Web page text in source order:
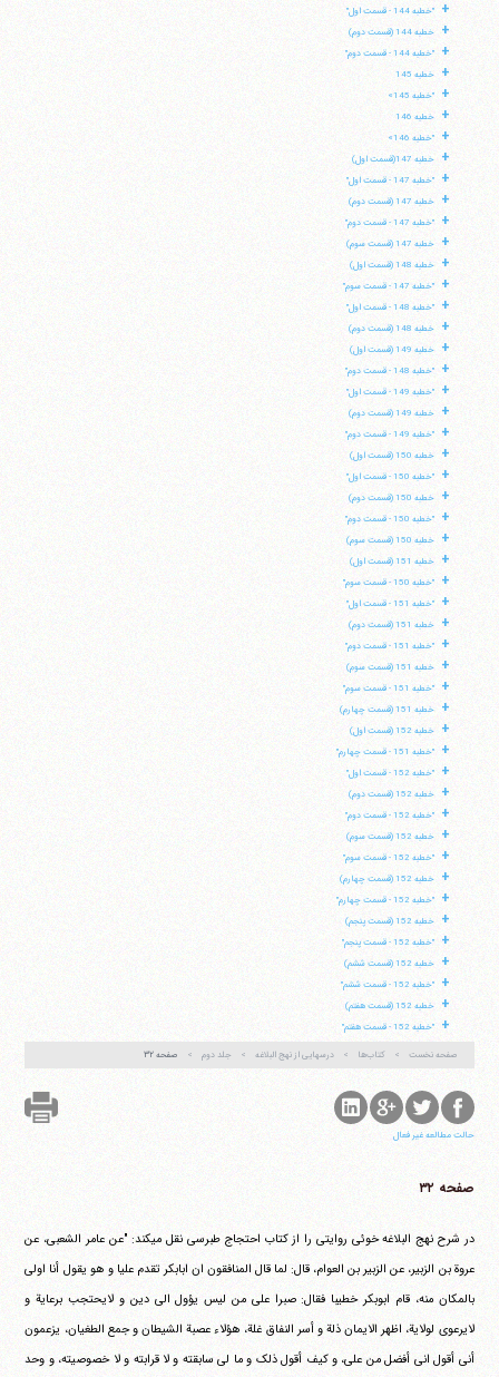
+ "خطبه 144 - قسمت اول"
+ خطبه 144 (قسمت دوم)
+ "خطبه 144 - قسمت دوم"
+ خطبه 145
+ "خطبه 145»
+ خطبه 146
+ "خطبه 146»
+ خطبه 147(قسمت اول)
+ "خطبه 147 - قسمت اول"
+ خطبه 147 (قسمت دوم)
+ "خطبه 147 - قسمت دوم"
+ خطبه 147 (قسمت سوم)
+ خطبه 148 (قسمت اول)
+ "خطبه 147 - قسمت سوم"
+ "خطبه 148 - قسمت اول"
+ خطبه 148 (قسمت دوم)
+ خطبه 149 (قسمت اول)
+ "خطبه 148 - قسمت دوم"
+ "خطبه 149 - قسمت اول"
+ خطبه 149 (قسمت دوم)
+ "خطبه 149 - قسمت دوم"
+ خطبه 150 (قسمت اول)
+ "خطبه 150 - قسمت اول"
+ خطبه 150 (قسمت دوم)
+ "خطبه 150 - قسمت دوم"
+ خطبه 150 (قسمت سوم)
+ خطبه 151 (قسمت اول)
+ "خطبه 150 - قسمت سوم"
+ "خطبه 151 - قسمت اول"
+ خطبه 151 (قسمت دوم)
+ "خطبه 151 - قسمت دوم"
+ خطبه 151 (قسمت سوم)
+ "خطبه 151 - قسمت سوم"
+ خطبه 151 (قسمت چهارم)
+ خطبه 152 (قسمت اول)
+ "خطبه 151 - قسمت چهارم"
+ "خطبه 152 - قسمت اول"
+ خطبه 152 (قسمت دوم)
+ "خطبه 152 - قسمت دوم"
+ خطبه 152 (قسمت سوم)
+ "خطبه 152 - قسمت سوم"
+ خطبه 152 (قسمت چهارم)
+ "خطبه 152 - قسمت چهارم"
+ خطبه 152 (قسمت پنجم)
+ "خطبه 152 - قسمت پنجم"
+ خطبه 152 (قسمت ششم)
+ "خطبه 152 - قسمت ششم"
+ خطبه 152 (قسمت هفتم)
+ "خطبه 152 - قسمت هفتم"
صفحه نخست کتاب‌ها درسهایی از نهج البلاغه جلد دوم صفحه ۳۲
حالت مطالعه غیر فعال
صفحه ۳۲
در شرح نهج البلاغه خوئی روایتی را از کتاب احتجاج طبرسی نقل می‎کند: "عن عامر الشعبی، عن
عروة بن الزبیر، عن الزبیر بن العوام، قال: لما قال المنافقون ان ابابکر تقدم علیا و هو یقول أنا اولی
بالمکان منه، قام ابوبکر خطیبا فقال: صبرا علی من لیس یؤول الی دین و لایحتجب برعایة و
لایرعوی لولایة، اظهر الایمان ذلة و أسر النفاق غلة، هؤلاء عصبة الشیطان و جمع الطغیان، یزعمون
أنی أقول انی أفضل من علی، و کیف أقول ذلک و ما لی سابقته و لا قرابته و لا خصوصیته، و وحد